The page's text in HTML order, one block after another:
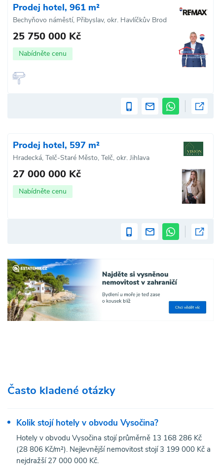
Prodej hotel, 961 m²
Bechyňovo náměstí, Přibyslav, okr. Havlíčkův Brod
25 750 000 Kč
Nabídněte cenu
Prodej hotel, 597 m²
Hradecká, Telč-Staré Město, Telč, okr. Jihlava
27 000 000 Kč
Nabídněte cenu
Často kladené otázky
Kolik stojí hotely v obvodu Vysočina?
Hotely v obvodu Vysočina stojí průměrně 13 168 286 Kč
(28 806 Kč/m²). Nejlevnější nemovitost stojí 3 199 000 Kč a
nejdražší 27 000 000 Kč.